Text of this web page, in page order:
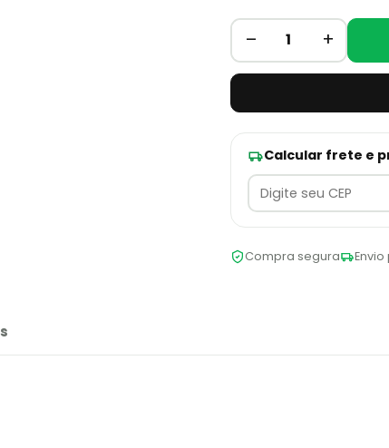
– 1 +
Calcular frete e
Compra segura